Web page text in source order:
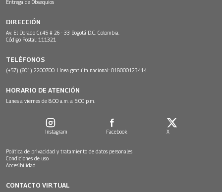
Entrega de Obsequios
DIRECCIÓN
Av. El Dorado Cr.45 # 26 - 33 Bogotá D.C. Colombia.
Código Postal: 111321
TELÉFONOS
(+57) (601) 2200700. Línea gratuita nacional: 018000123414
HORARIO DE ATENCIÓN
Lunes a viernes de 8:00 a.m. a 5:00 p.m.
Instagram Facebook X
Política de privacidad y tratamiento de datos personales
Condiciones de uso
Accesibilidad
CONTACTO VIRTUAL